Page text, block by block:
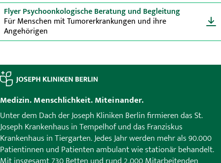
Flyer Psychoonkologische Beratung und Begleitung
Für Menschen mit Tumorerkrankungen und ihre
Angehörigen
Medizin. Menschlichkeit. Miteinander.
Unter dem Dach der Joseph Kliniken Berlin firmieren das St.
Joseph Krankenhaus in Tempelhof und das Franziskus
Krankenhaus in Tiergarten. Jedes Jahr werden mehr als 90.000
Patientinnen und Patienten ambulant wie stationär behandelt.